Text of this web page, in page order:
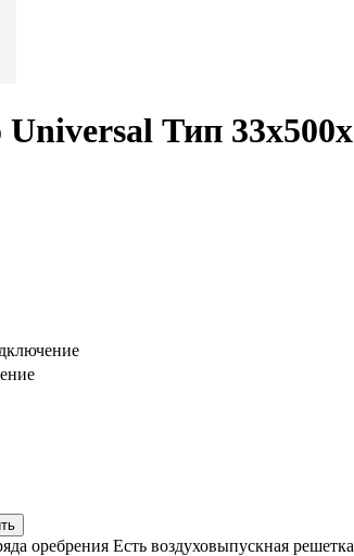
Universal Тип
оребрения Есть воздуховыпускная